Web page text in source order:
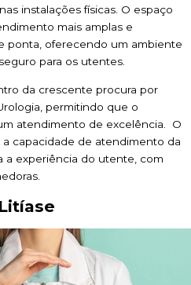
instalações físicas. O espaço
mais amplas e
ponta, oferecendo um ambiente
para os utentes.
da crescente procura por
permitindo que o
atendimento de excelência. O
capacidade de atendimento da
a experiência do utente, com